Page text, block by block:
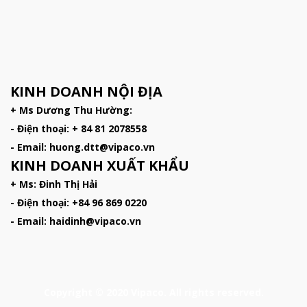
KINH DOANH NỘI ĐỊA
+ Ms Dương Thu Hường:
- Điện thoại: + 84 81 2078558
- Email: huong.dtt@vipaco.vn
KINH DOANH XUẤT KHẨU
+ Ms: Đinh Thị Hải
- Điện thoại: +84 96 869 0220
- Email: haidinh@vipaco.vn